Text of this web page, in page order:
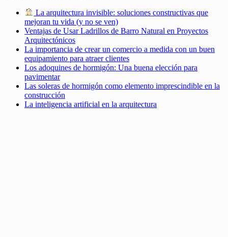
La arquitectura invisible: soluciones constructivas que
mejoran tu vida (y no se ven)
Ventajas de Usar Ladrillos de Barro Natural en Proyectos
Arquitectónicos
La importancia de crear un comercio a medida con un buen
equipamiento para atraer clientes
Los adoquines de hormigón: Una buena elección para
pavimentar
Las soleras de hormigón como elemento imprescindible en la
construcción
La inteligencia artificial en la arquitectura